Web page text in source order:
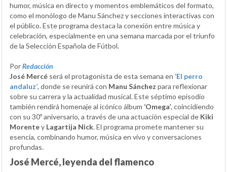
humor, música en directo y momentos emblemáticos del formato,
como el monólogo de Manu Sánchez y secciones interactivas con
el público. Este programa destaca la conexión entre música y
celebración, especialmente en una semana marcada por el triunfo
de la Selección Española de Fútbol.
PorRedacción
José Mercé será el protagonista de esta semana en ‘El perro
andaluz’, donde se reunirá con Manu Sánchez para reflexionar
sobre su carrera y la actualidad musical. Este séptimo episodio
también rendirá homenaje al icónico álbum ‘Omega’, coincidiendo
con su 30º aniversario, a través de una actuación especial de Kiki
Morentey Lagartija Nick. El programa promete mantener su
esencia, combinando humor, música en vivo y conversaciones
profundas.
José Mercé, leyenda del flamenco